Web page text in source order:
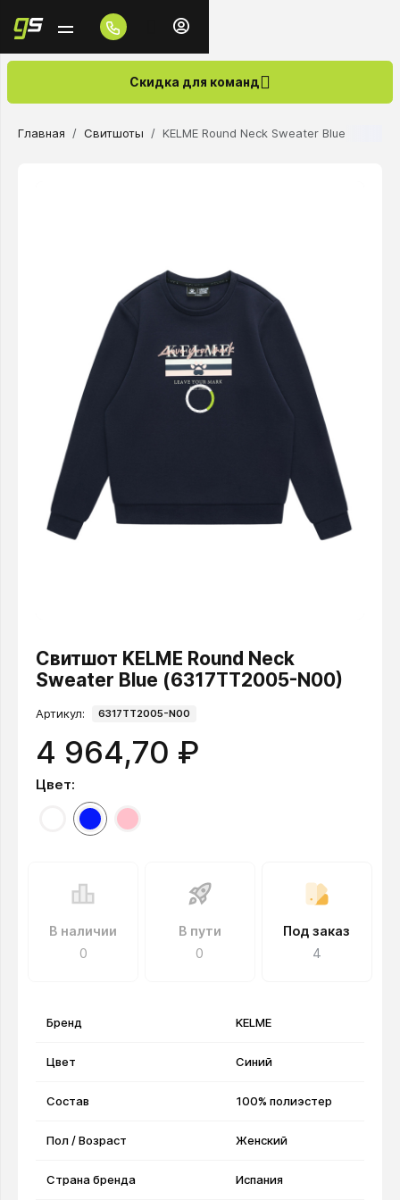
Скидка для команд
Главная Свитшоты KELME Round Neck Sweater Blue
Свитшот KELME Round Neck
Sweater Blue (6317TT2005-N00)
Артикул: 6317TT2005-N00
4 964,70 ₽
Цвет:
В наличии
0
В пути
0
Под заказ
4
Бренд KELME
Цвет Синий
Состав 100% полиэстер
Пол / Возраст Женский
Страна бренда Испания